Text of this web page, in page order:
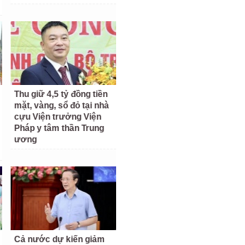
Thu giữ 4,5 tỷ đồng tiền
mặt, vàng, sổ đỏ tại nhà
cựu Viện trưởng Viện
Pháp y tâm thần Trung
ương
Cả nước dự kiến giảm